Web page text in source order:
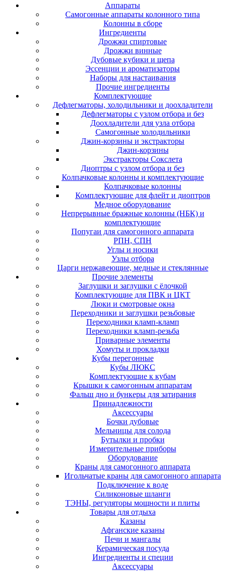
Аппараты
Самогонные аппараты колонного типа
Колонны в сборе
Ингредиенты
Дрожжи спиртовые
Дрожжи винные
Дубовые кубики и щепа
Эссенции и ароматизаторы
Наборы для настаивания
Прочие ингредиенты
Комплектующие
Дефлегматоры, холодильники и доохладители
Дефлегматоры с узлом отбора и без
Доохладители для узла отбора
Самогонные холодильники
Джин-корзины и экстракторы
Джин-корзины
Экстракторы Сокслета
Диоптры с узлом отбора и без
Колпачковые колонны и комплектующие
Колпачковые колонны
Комплектующие для флейт и диоптров
Медное оборудование
Непрерывные бражные колонны (НБК) и
комплектующие
Попугаи для самогонного аппарата
РПН, СПН
Углы и носики
Узлы отбора
Царги нержавеющие, медные и стеклянные
Прочие элементы
Заглушки и заглушки с ёлочкой
Комплектующие для ПВК и ЦКТ
Люки и смотровые окна
Переходники и заглушки резьбовые
Переходники кламп-кламп
Переходники кламп-резьба
Приварные элементы
Хомуты и прокладки
Кубы перегонные
Кубы ЛЮКС
Комплектующие к кубам
Крышки к самогонным аппаратам
Фальш дно и бункеры для затирания
Принадлежности
Аксессуары
Бочки дубовые
Мельницы для солода
Бутылки и пробки
Измерительные приборы
Оборудование
Краны для самогонного аппарата
Игольчатые краны для самогонного аппарата
Подключение к воде
Силиконовые шланги
ТЭНЫ, регуляторы мощности и плиты
Товары для отдыха
Казаны
Афганские казаны
Печи и мангалы
Керамическая посуда
Ингредиенты и специи
Аксессуары